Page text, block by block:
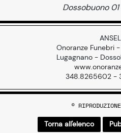
Dossobuono
Onoranze Funebri
Lugagnano -
348.8265602 -
©
Torna all'elenco